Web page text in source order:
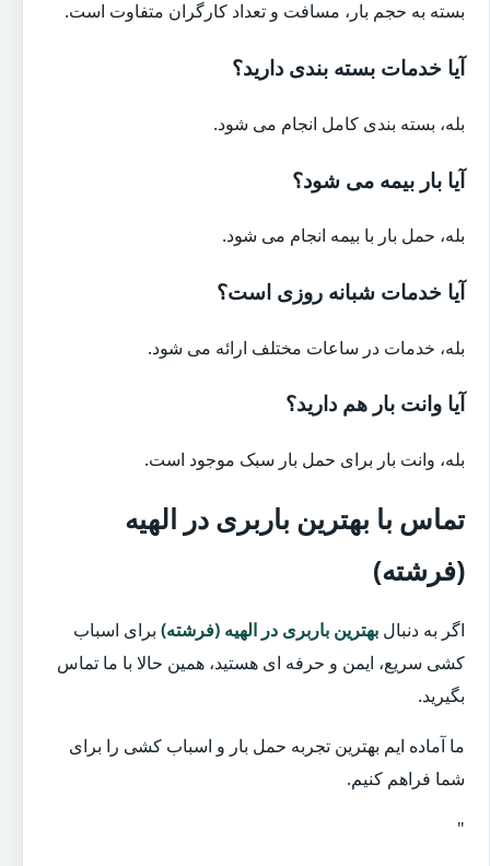
بسته به حجم بار، مسافت و تعداد کارگران متفاوت است.
آیا خدمات بسته بندی دارید؟
بله، بسته بندی کامل انجام می شود.
آیا بار بیمه می شود؟
بله، حمل بار با بیمه انجام می شود.
آیا خدمات شبانه روزی است؟
بله، خدمات در ساعات مختلف ارائه می شود.
آیا وانت بار هم دارید؟
بله، وانت بار برای حمل بار سبک موجود است.
تماس با بهترین باربری در الهیه
(فرشته)
اگر به دنبال بهترین باربری در الهیه (فرشته) برای اسباب
کشی سریع، ایمن و حرفه ای هستید، همین حالا با ما تماس
بگیرید.
ما آماده ایم بهترین تجربه حمل بار و اسباب کشی را برای
شما فراهم کنیم.
"